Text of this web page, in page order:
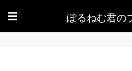
☰ ぽるねむ君の